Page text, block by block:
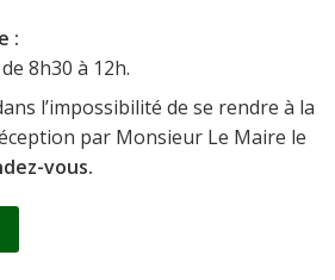
:
8h30 à 12h.
l’impossibilité de se rendre à la
par Monsieur Le Maire le
vous.